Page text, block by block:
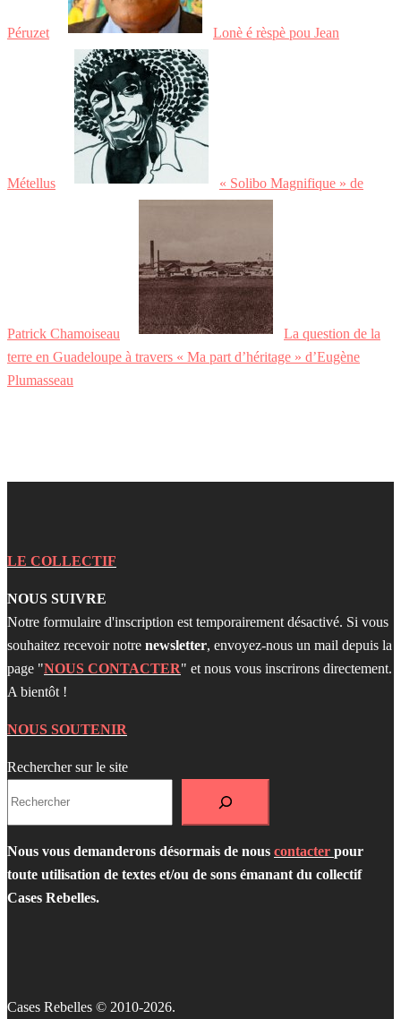
Péruzet Lonè é rèspè pou Jean
Métellus « Solibo Magnifique » de
Patrick Chamoiseau
La question de la
terre en Guadeloupe à travers « Ma part d’héritage » d’Eugène
Plumasseau
LE COLLECTIF
NOUS SUIVRE
Notre formulaire d'inscription est temporairement désactivé. Si vous
souhaitez recevoir notre newsletter, envoyez-nous un mail depuis la
page "NOUS CONTACTER" et nous vous inscrirons directement.
A bientôt !
NOUS SOUTENIR
Rechercher sur le site
Nous vous demanderons désormais de nous contacter pour
toute utilisation de textes et/ou de sons émanant du collectif
Cases Rebelles.
Cases Rebelles © 2010-2026.